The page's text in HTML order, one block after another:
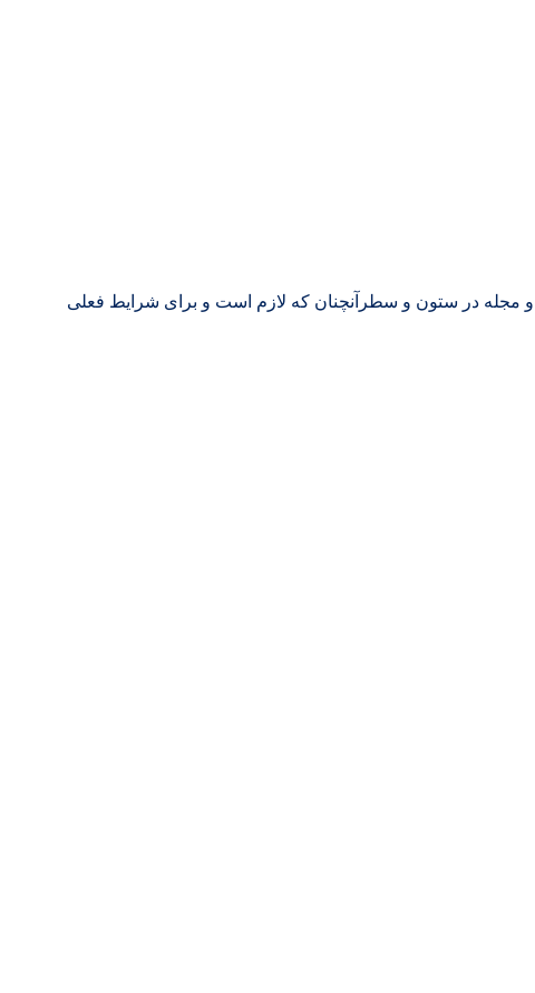
و مجله در ستون و سطرآنچنان که لازم است و برای شرایط فعلی